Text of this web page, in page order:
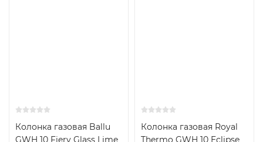
Колонка газовая Ballu
GWH 10 Fiery Glass Lime
Колонка газовая Royal
Thermo GWH 10 Eclipse